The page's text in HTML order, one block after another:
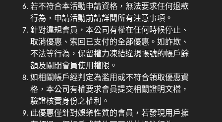
若不符合本活動申請資格，無法要求任何退款
行為，申請活動前請詳閱所有注意事項。
針對違規會員，本公司有權在任何時候停止、
取消優惠、索回已支付的全部優惠。如詐欺、
不法等行為，保留權力凍結違規帳號的帳戶餘
額及關閉會員使用權限。
如相關帳戶經判定為濫用或不符合領取優惠資
格，本公司有權要求會員提交相關證明文檔，
驗證核實身份之權利。
此優惠僅針對娛樂性質的會員，若發現用戶擁